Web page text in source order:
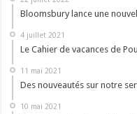
Bloomsbury lance une
4 juillet 2021
Le Cahier de vacances de
11 mai 2021
Des nouveautés sur notre
10 mai 2021